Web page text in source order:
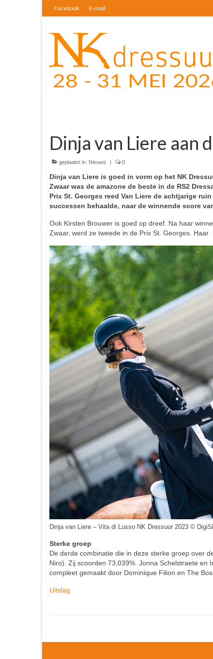
Facebook E-mail
Dinja van Liere aan
geplaatst in: Nieuws | 0
Dinja van Liere is goed in vorm op het NK
Zwaar was de amazone de beste in de RS2
Prix St. Georges reed Van Liere de achtjarige
successen behaalde, naar de winnende score
Ook Kirsten Brouwer is goed op dreef. Na haar
Zwaar, werd ze tweede in de Prix St. Georges.
Dinja van Liere – Vita di Lusso NK Dressuur 2023 ©
Sterke groep
De derde combinatie die in deze sterke groep over
Niro). Zij scoorden 73,039%. Jonna Schelstraete en
compleet gemaakt door Dominique Filion en The
Uitslag